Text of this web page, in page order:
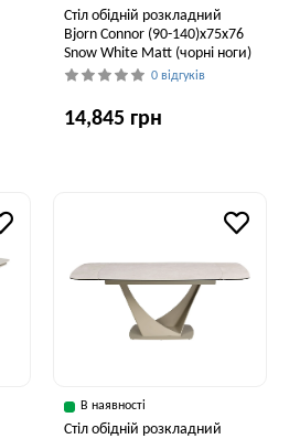
Стіл обідній розкладний
Bjorn Connor (90-140)х75х76
Snow White Matt (чорні ноги)
0 відгуків
14,845 грн
В наявності
Стіл обідній розкладний